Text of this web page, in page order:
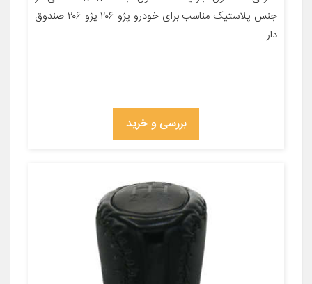
جنس پلاستیک مناسب برای خودرو پژو ۲۰۶ پژو ۲۰۶ صندوق
دار
بررسی و خرید